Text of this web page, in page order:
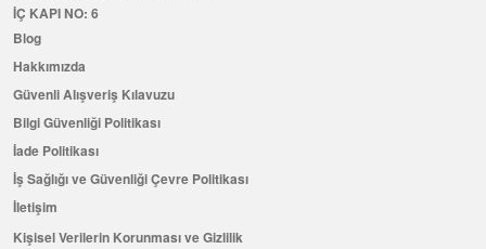
İÇ KAPI NO: 6
Blog
Hakkımızda
Güvenli Alışveriş Kılavuzu
Bilgi Güvenliği Politikası
İade Politikası
İş Sağlığı ve Güvenliği Çevre Politikası
İletişim
Kişisel Verilerin Korunması ve Gizlilik